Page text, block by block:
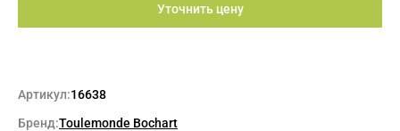
Уточнить цену
Артикул:16638
Бренд:Toulemonde Bochart